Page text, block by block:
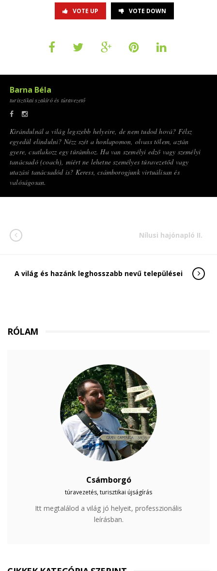
VOTE UP VOTE DOWN
Barna Béla
turisztikai szakíró és túravezető
Kirándulnál a világ legszebb helyeire, de nem tudod hová? Félsz
egyedül elindulni? Nézz szét a honlapomon, olvass tőlem, aztán
gyere, csatlakozz egy túrámhoz. Ha van személyi edző vagy személyi
tanácsadó (coach), miért ne lehetne személyes túravezetőd vagy
utazási tanácsadód is? Keress, csámborogjunk virtuálisan és
valóságosan.
Nílusi hajónapló II.
A világ és hazánk leghosszabb nevű települései
RÓLAM
Csámborgó
túravezetés, turisztikai újságírás
Itt megtalálod a világ jó helyeit, professzionális
leírásban.